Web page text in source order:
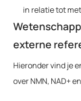
in relatie tot
externe
Hieronder vind je
over NMN, NAD+